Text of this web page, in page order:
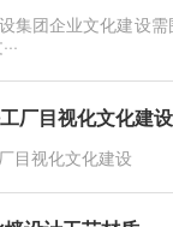
集团企业文化建设需
厂目视化文化建设
目视化文化建设